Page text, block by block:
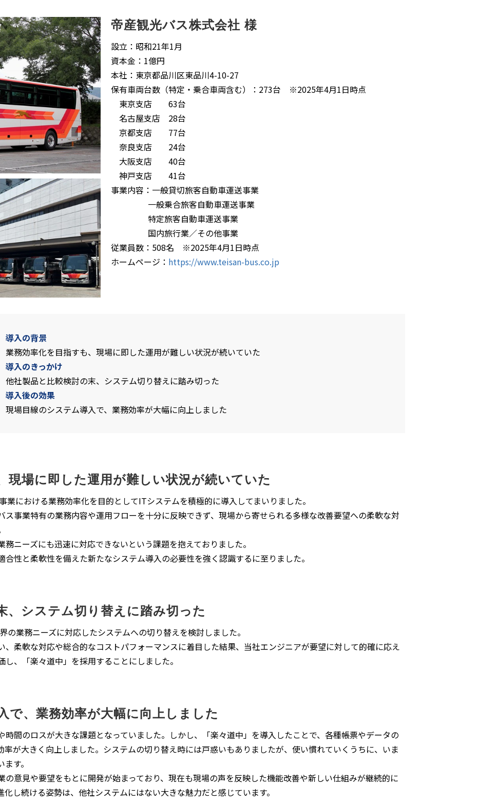
帝産観光バス株式会社 様
設立：昭和21年1月
資本金：1億円
本社：東京都品川区東品川4-10-27
保有車両台数（特定・乗合車両含む）：273台 ※2025年4月1日時点
東京支店 63台
名古屋支店 28台
京都支店 77台
奈良支店 24台
大阪支店 40台
神戸支店 41台
事業内容：一般貸切旅客自動車運送事業
一般乗合旅客自動車運送事業
特定旅客自動車運送事業
国内旅行業／その他事業
従業員数：508名 ※2025年4月1日時点
ホームページ： https://www.teisan-bus.co.jp
導入の背景
業務効率化を目指すも、現場に即した運用が難しい状況が続いていた
導入のきっかけ
他社製品と比較検討の末、システム切り替えに踏み切った
導入後の効果
現場目線のシステム導入で、業務効率が大幅に向上しました
現場に即した運用が難しい状況が続いていた
業における業務効率化を目的としてITシステムを積極的に導入してまいりました。
ス事業特有の業務内容や運用フローを十分に反映できず、現場から寄せられる多様な改善要望への柔軟な対
ニーズにも迅速に対応できないという課題を抱えておりました。
性と柔軟性を備えた新たなシステム導入の必要性を強く認識するに至りました。
、システム切り替えに踏み切った
の業務ニーズに対応したシステムへの切り替えを検討しました。
、柔軟な対応や総合的なコストパフォーマンスに着目した結果、当社エンジニアが要望に対して的確に応え
、「楽々道中」を採用することにしました。
で、業務効率が大幅に向上しました
間のロスが大きな課題となっていました。しかし、「楽々道中」を導入したことで、各種帳票やデータの
が大きく向上しました。システムの切り替え時には戸惑いもありましたが、使い慣れていくうちに、いま
す。
の意見や要望をもとに開発が始まっており、現在も現場の声を反映した機能改善や新しい仕組みが継続的に
し続ける姿勢は、他社システムにはない大きな魅力だと感じています。